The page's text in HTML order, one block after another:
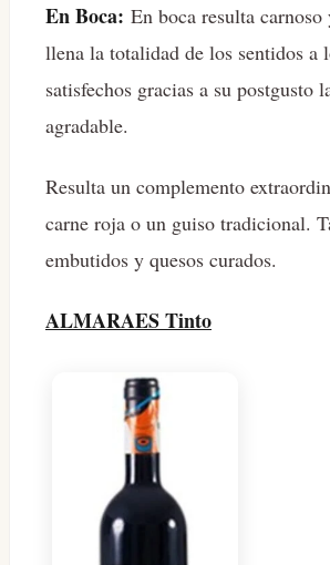
En Boca: En boca resulta
llena la totalidad de los sentidos a
satisfechos gracias a su postgusto
agradable.
Resulta un complemento
carne roja o un guiso tradicional.
embutidos y quesos curados.
ALMARAES Tinto